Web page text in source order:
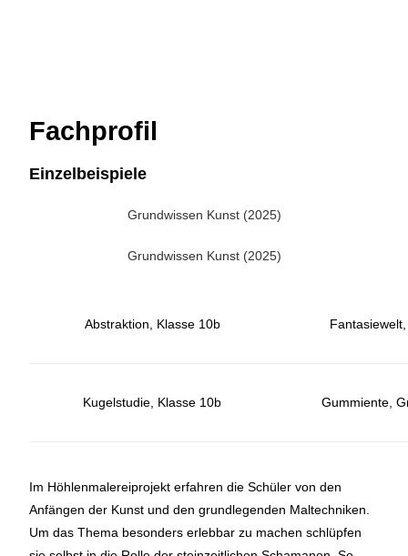
Fachprofil
Einzelbeispiele
Grundwissen Kunst (2025)
Grundwissen Kunst (2025)
Abstraktion, Klasse 10b
Kugelstudie, Klasse 10b Gummiente,
Im Höhlenmalereiprojekt erfahren die Schüler von den
Anfängen der Kunst und den grundlegenden Maltechniken.
Um das Thema besonders erlebbar zu machen schlüpfen